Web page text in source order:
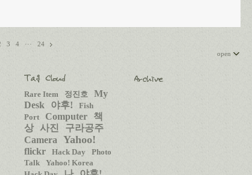
3 4 ···
24
open
Rare Item 정진호
My
Desk
야후!
Fish
Port
Computer
책
상 사진
구라공주
Camera
Yahoo!
flickr Hack Day
Photo
Talk
Yahoo! Korea